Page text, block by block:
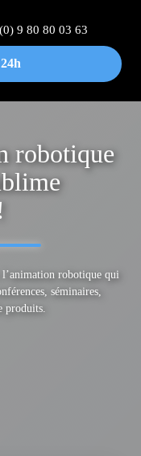
9 80 80 03 63
robotique
robotique qui
séminaires,
produits.